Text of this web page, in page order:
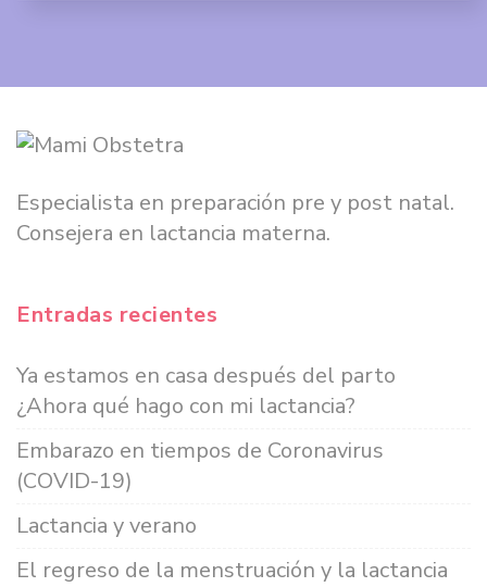
Especialista en preparación pre y post natal.
Consejera en lactancia materna.
Entradas recientes
Ya estamos en casa después del parto
¿Ahora qué hago con mi lactancia?
Embarazo en tiempos de Coronavirus
(COVID-19)
Lactancia y verano
El regreso de la menstruación y la lactancia